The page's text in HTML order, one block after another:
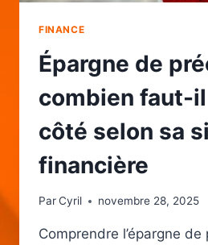
FINANCE
Épargne de
combien faut-
côté selon sa
financière
ParCyril novembre 28, 2025
Comprendre l’épargne